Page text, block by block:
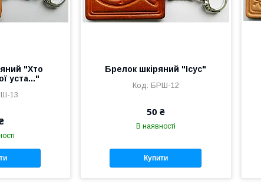
"Хто
уста..."
13
Брелок шкіряний "Ісус"
БРШ-12
50 ₴
В наявності
Купити